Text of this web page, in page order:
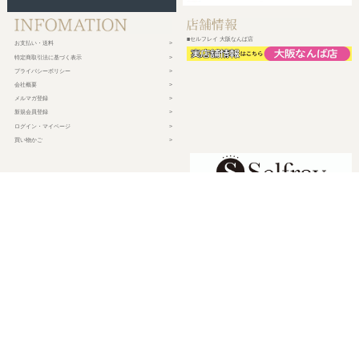
お支払い・送料
特定商取引法に基づく表示
プライバシーポリシー
会社概要
メルマガ登録
新規会員登録
ログイン・マイページ
買い物かご
■セルフレイ 大阪なんば店